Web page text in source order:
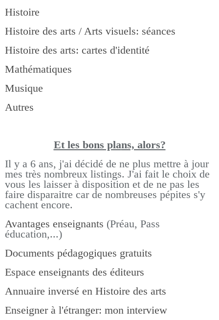
Histoire
Histoire des arts / Arts visuels: séances
Histoire des arts: cartes d'identité
Mathématiques
Musique
Autres
Et les bons plans, alors?
Il y a 6 ans, j'ai décidé de ne plus mettre à jour
mes très nombreux listings. J'ai fait le choix de
vous les laisser à disposition et de ne pas les
faire disparaitre car de nombreuses pépites s'y
cachent encore.
Avantages enseignants (Préau, Pass
éducation,...)
Documents pédagogiques gratuits
Espace enseignants des éditeurs
Annuaire inversé en Histoire des arts
Enseigner à l'étranger: mon interview